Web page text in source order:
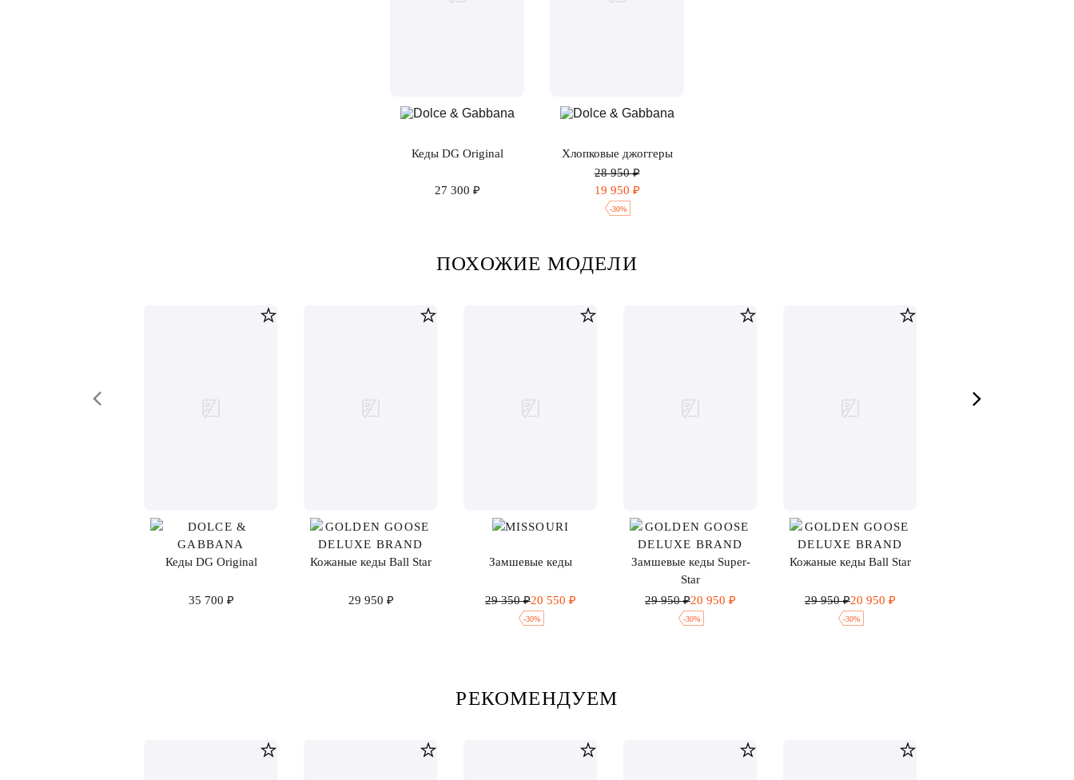
Кеды DG Original
27 300 ₽
Хлопковые джоггеры
28 950 ₽
19 950 ₽
-30%
ПОХОЖИЕ МОДЕЛИ
Кеды DG Original
35 700 ₽
Кожаные кеды Ball Star
29 950 ₽
Замшевые кеды
29 350 ₽20 550 ₽
-30%
Замшевые кеды Super-
Star
29 950 ₽20 950 ₽
-30%
Кожаные кеды Ball Star
29 950 ₽20 950 ₽
-30%
РЕКОМЕНДУЕМ